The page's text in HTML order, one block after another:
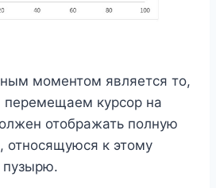
моментом является то,
перемещаем курсор на
отображать полную
к этому
пузырю.